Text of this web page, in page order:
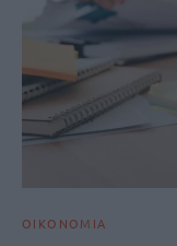
ΟΙΚΟΝΟΜΙΑ